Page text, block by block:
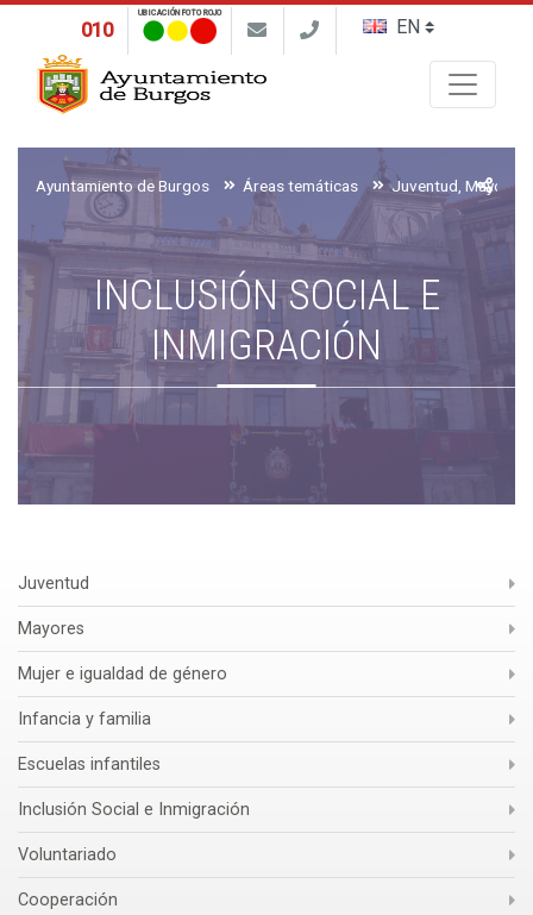
010
UBICACIÓN FOTO ROJO
Ayuntamiento de Burgos Áreas temáticas
INCLUSIÓN SOCIAL E
INMIGRACIÓN
Juventud
Mayores
Mujer e igualdad de género
Infancia y familia
Escuelas infantiles
Inclusión Social e Inmigración
Voluntariado
Cooperación